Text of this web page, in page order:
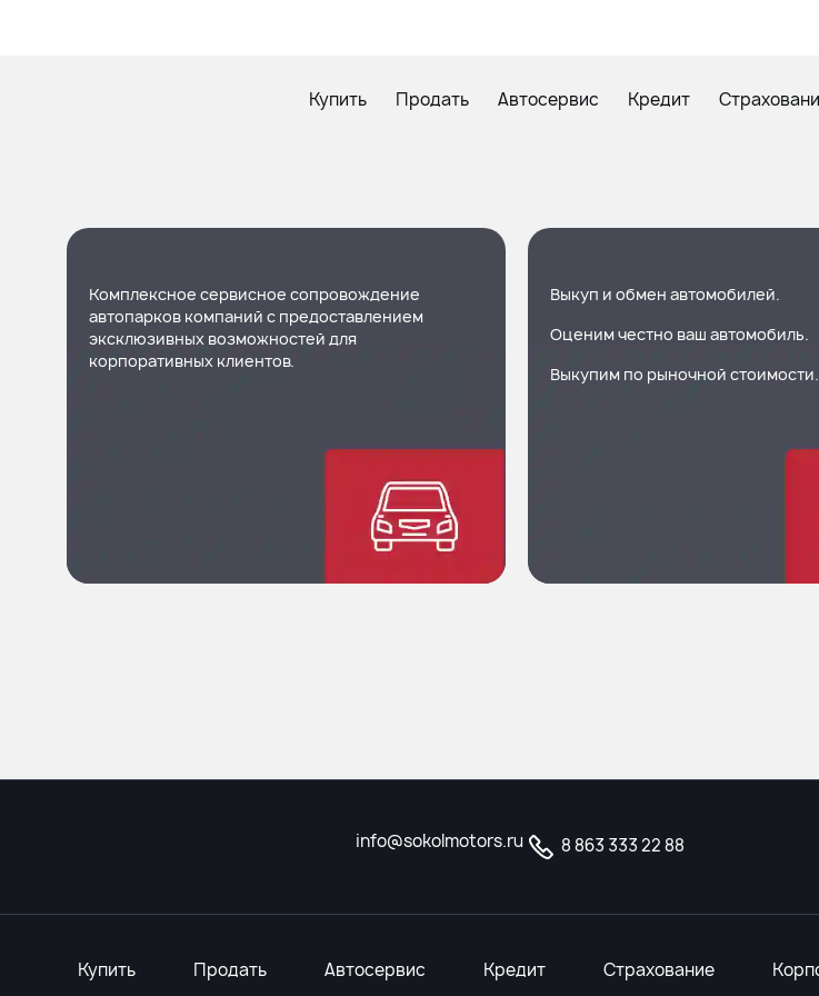
Купить Продать Автосервис Кредит
Комплексное сервисное сопровождение
автопарков компаний с предоставлением
эксклюзивных возможностей для
корпоративных клиентов.
Выкуп и обмен автомобилей.
Оценим честно ваш автомобиль.
Выкупим по рыночной стоимости.
info@sokolmotors.ru 8 863 333 22 88
Купить Продать Автосервис Кредит Страхование